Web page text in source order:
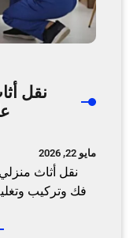
نقل
مايو 22, 2026
نقل أثاث
فك وتركيب